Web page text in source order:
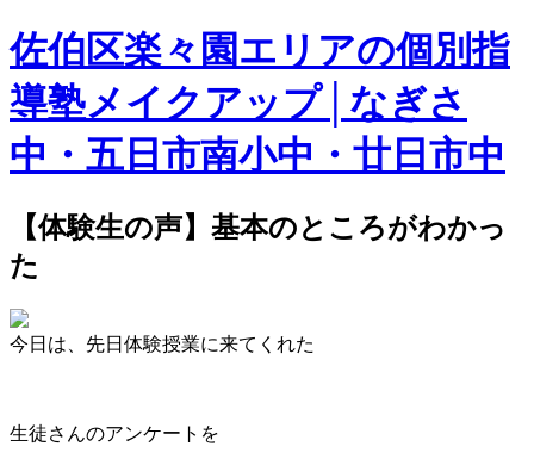
佐伯区楽々園エリアの個別指
導塾メイクアップ│なぎさ
中・五日市南小中・廿日市中
【体験生の声】基本のところがわかっ
た
今日は、先日体験授業に来てくれた
生徒さんのアンケートを